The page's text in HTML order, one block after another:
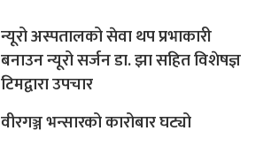
न्यूरो अस्पतालको सेवा थप प्रभाकारी
बनाउन न्यूरो सर्जन डा. झा सहित विशेषज्ञ
टिमद्वारा उपचार
वीरगञ्ज भन्सारको कारोबार घट्यो